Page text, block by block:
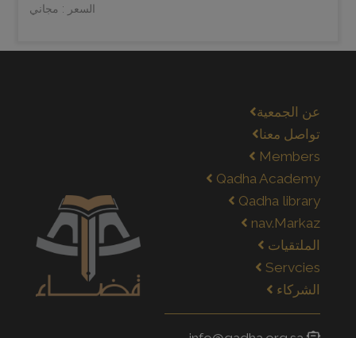
السعر : مجاني
عن الجمعية
تواصل معنا
Members
Qadha Academy
Qadha library
nav.Markaz
الملتقيات
Servcies
الشركاء